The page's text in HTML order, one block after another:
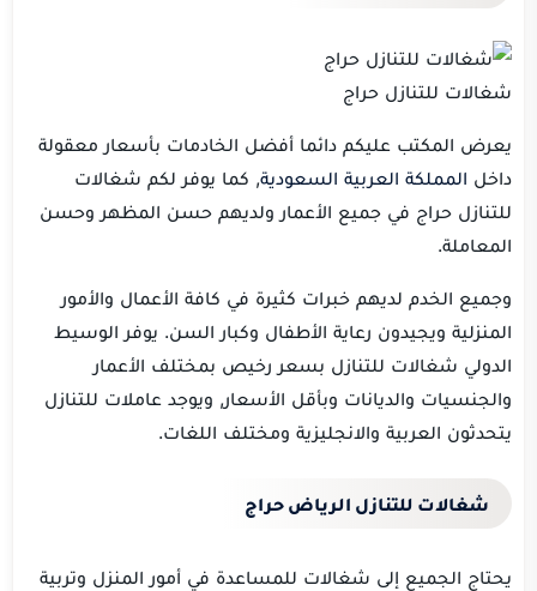
شغالات للتنازل حراج
يعرض المكتب عليكم دائما أفضل الخادمات بأسعار معقولة
داخل المملكة العربية السعودية, كما يوفر لكم شغالات
للتنازل حراج في جميع الأعمار ولديهم حسن المظهر وحسن
المعاملة.
وجميع الخدم لديهم خبرات كثيرة في كافة الأعمال والأمور
المنزلية ويجيدون رعاية الأطفال وكبار السن. يوفر الوسيط
الدولي شغالات للتنازل بسعر رخيص بمختلف الأعمار
والجنسيات والديانات وبأقل الأسعار, ويوجد عاملات للتنازل
يتحدثون العربية والانجليزية ومختلف اللغات.
شغالات للتنازل الرياض حراج
يحتاج الجميع إلى شغالات للمساعدة في أمور المنزل وتربية